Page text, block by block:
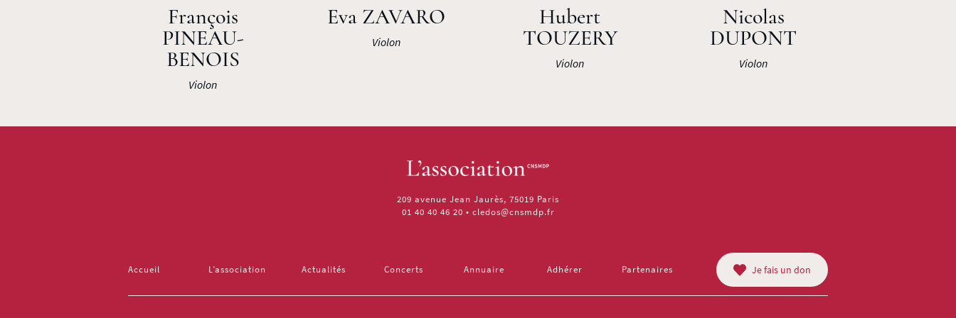
François
PINEAU-
BENOIS
Violon
Eva ZAVARO
Violon
Hubert
TOUZERY
Violon
Nicolas
DUPONT
Violon
209 avenue Jean Jaurès, 75019 Paris
01 40 40 46 20 • cledos@cnsmdp.fr
Accueil L’association Actualités Concerts Annuaire Adhérer Partenaires Je fais un don